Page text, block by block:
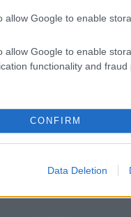
allow Google to enable
allow Google to enable
functionality and
CONFIRM
Data Deletion
2COMMENTS
23
0 Reply